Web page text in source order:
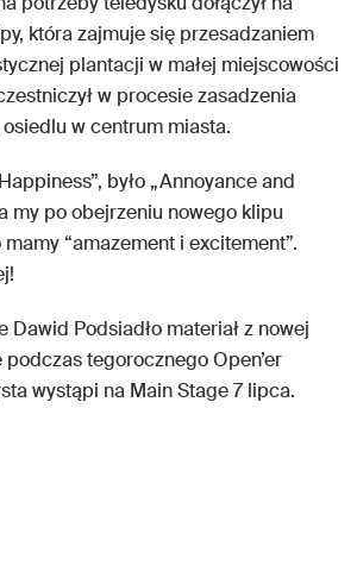
która zajmuje się przesadzaniem
plantacji w małej miejscowości
w procesie zasadzenia
w centrum miasta.
było „Annoyance and
my po obejrzeniu nowego klipu
“amazement i excitement”.
Dawid Podsiadło materiał z nowej
podczas tegorocznego Open’er
wystąpi na Main Stage 7 lipca.